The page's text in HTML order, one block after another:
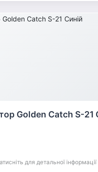
Golden Catch S-21
для детальної інформації